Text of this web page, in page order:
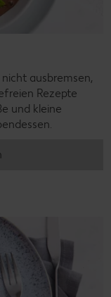
ausbremsen,
Rezepte
und kleine